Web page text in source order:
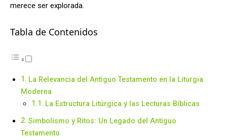
merece ser explorada.
Tabla de Contenidos
La Relevancia del Antiguo Testamento en la Liturgia
Moderna
La Estructura Litúrgica y las Lecturas Bíblicas
Simbolismo y Ritos: Un Legado del Antiguo
Testamento